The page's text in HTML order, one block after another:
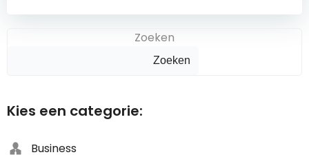
Zoeken
Zoeken
Kies een categorie:
Business